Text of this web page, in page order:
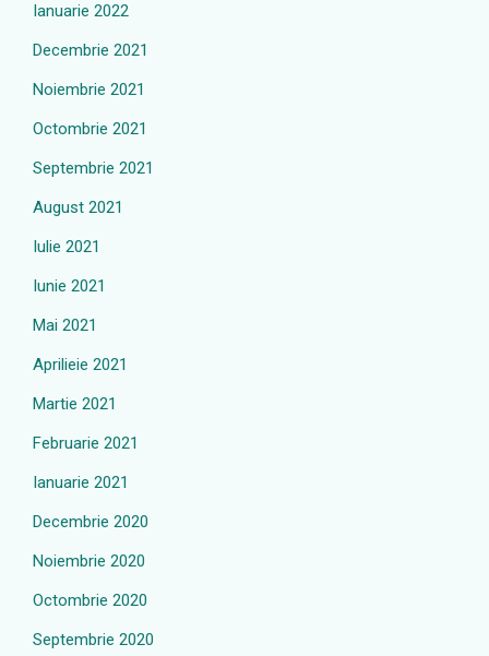
Ianuarie 2022
Decembrie 2021
Noiembrie 2021
Octombrie 2021
Septembrie 2021
August 2021
Iulie 2021
Iunie 2021
Mai 2021
Aprilieie 2021
Martie 2021
Februarie 2021
Ianuarie 2021
Decembrie 2020
Noiembrie 2020
Octombrie 2020
Septembrie 2020